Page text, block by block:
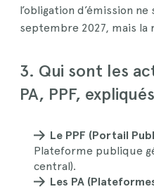
l’obligation d’émission ne
septembre 2027, mais
3. Qui sont les
PA, PPF,
Le PPF (Portail
Plateforme publique
central).
Les PA